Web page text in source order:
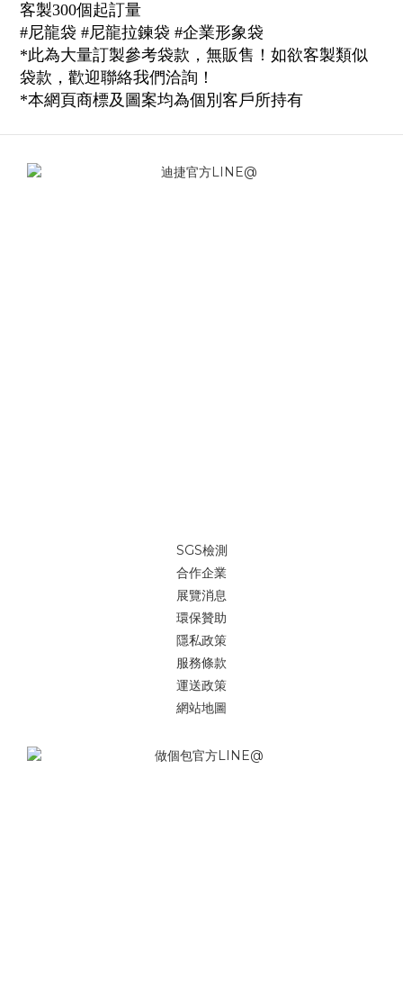
客製300個起訂量
#尼龍袋 #尼龍拉鍊袋 #企業形象袋
*此為大量訂製參考袋款，無販售！如欲客製類似
袋款，歡迎聯絡我們洽詢！
*本網頁商標及圖案均為個別客戶所持有
SGS檢測
合作企業
展覽消息
環保贊助
隱私政策
服務條款
運送政策
網站地圖